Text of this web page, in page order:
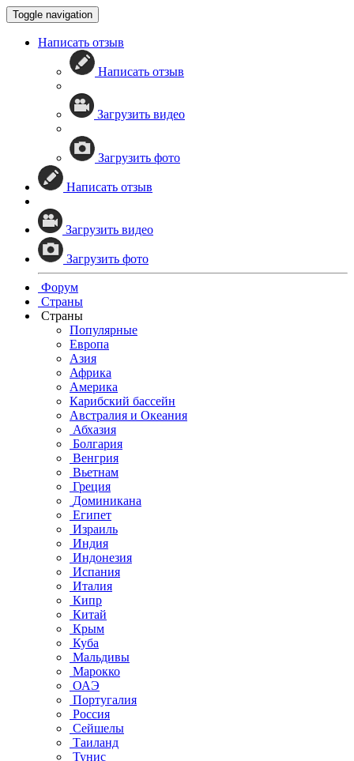
Toggle navigation
Написать отзыв
Написать отзыв
Загрузить видео
Загрузить фото
Написать отзыв
Загрузить видео
Загрузить фото
Форум
Страны
Страны
Популярные
Европа
Азия
Африка
Америка
Карибский бассейн
Австралия и Океания
Абхазия
Болгария
Венгрия
Вьетнам
Греция
Доминикана
Египет
Израиль
Индия
Индонезия
Испания
Италия
Кипр
Китай
Крым
Куба
Мальдивы
Марокко
ОАЭ
Португалия
Россия
Сейшелы
Таиланд
Тунис